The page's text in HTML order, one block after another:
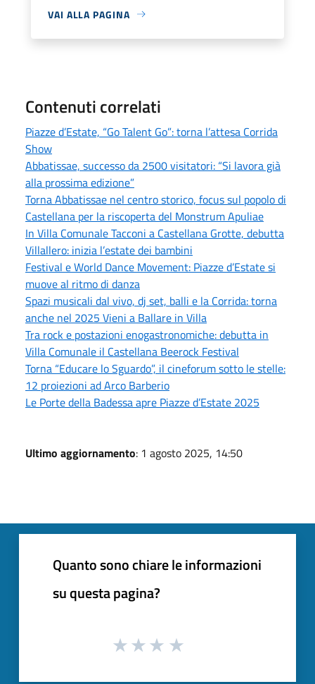
VAI ALLA PAGINA
Contenuti correlati
Piazze d’Estate, “Go Talent Go”: torna l’attesa Corrida
Show
Abbatissae, successo da 2500 visitatori: “Si lavora già
alla prossima edizione”
Torna Abbatissae nel centro storico, focus sul popolo di
Castellana per la riscoperta del Monstrum Apuliae
In Villa Comunale Tacconi a Castellana Grotte, debutta
Villallero: inizia l’estate dei bambini
Festival e World Dance Movement: Piazze d’Estate si
muove al ritmo di danza
Spazi musicali dal vivo, dj set, balli e la Corrida: torna
anche nel 2025 Vieni a Ballare in Villa
Tra rock e postazioni enogastronomiche: debutta in
Villa Comunale il Castellana Beerock Festival
Torna “Educare lo Sguardo”, il cineforum sotto le stelle:
12 proiezioni ad Arco Barberio
Le Porte della Badessa apre Piazze d’Estate 2025
Ultimo aggiornamento: 1 agosto 2025, 14:50
Quanto sono chiare le informazioni
su questa pagina?